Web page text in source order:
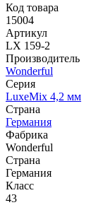
Код товара
15004
Артикул
LX 159-2
Производитель
Wonderful
Серия
LuxeMix 4,2 мм
Страна
Германия
Фабрика
Wonderful
Страна
Германия
Класс
43